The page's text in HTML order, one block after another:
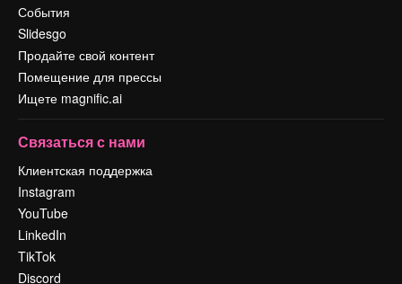
События
Slidesgo
Продайте свой контент
Помещение для прессы
Ищете magnific.ai
Связаться с нами
Клиентская поддержка
Instagram
YouTube
LinkedIn
TikTok
Discord